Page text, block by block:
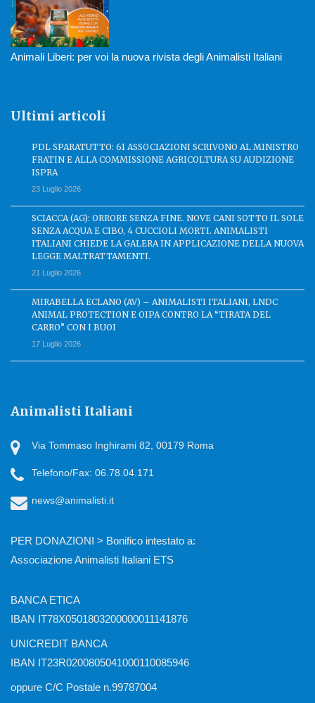
Animali Liberi: per voi la nuova rivista degli Animalisti Italiani
Ultimi articoli
PDL SPARATUTTO: 61 ASSOCIAZIONI SCRIVONO AL MINISTRO
FRATIN E ALLA COMMISSIONE AGRICOLTURA SU AUDIZIONE
ISPRA
23 Luglio 2026
SCIACCA (AG): ORRORE SENZA FINE. NOVE CANI SOTTO IL SOLE
SENZA ACQUA E CIBO, 4 CUCCIOLI MORTI. ANIMALISTI
ITALIANI CHIEDE LA GALERA IN APPLICAZIONE DELLA NUOVA
LEGGE MALTRATTAMENTI.
21 Luglio 2026
MIRABELLA ECLANO (AV) – ANIMALISTI ITALIANI, LNDC
ANIMAL PROTECTION E OIPA CONTRO LA “TIRATA DEL
CARRO” CON I BUOI
17 Luglio 2026
Animalisti Italiani
Via Tommaso Inghirami 82, 00179 Roma
Telefono/Fax: 06.78.04.171
news@animalisti.it
PER DONAZIONI > Bonifico intestato a:
Associazione Animalisti Italiani ETS
BANCA ETICA
IBAN IT78X0501803200000011141876
UNICREDIT BANCA
IBAN IT23R0200805041000110085946
oppure C/C Postale n.99787004